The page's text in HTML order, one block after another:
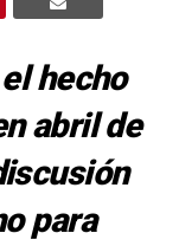
hecho
abril de
para